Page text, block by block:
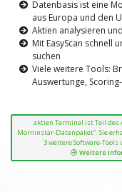
Datenbasis ist eine
aus Europa und den
Aktien analysieren
Mit EasyScan schnell
suchen
Viele weitere Tools:
Auswertunge,
aktien Terminal ist Teil des
Morninstar-Datenpaket“. Sie
3 weitere Software-
Weitere